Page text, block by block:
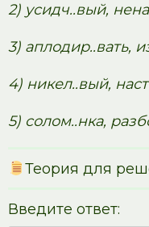
2) усидч..вый,
3) аплодир..вать,
4) никел..вый,
5) солом..нка,
Теория для
Введите ответ: